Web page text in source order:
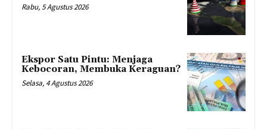
Rabu, 5 Agustus 2026
Ekspor Satu Pintu: Menjaga
Kebocoran, Membuka Keraguan?
Selasa, 4 Agustus 2026